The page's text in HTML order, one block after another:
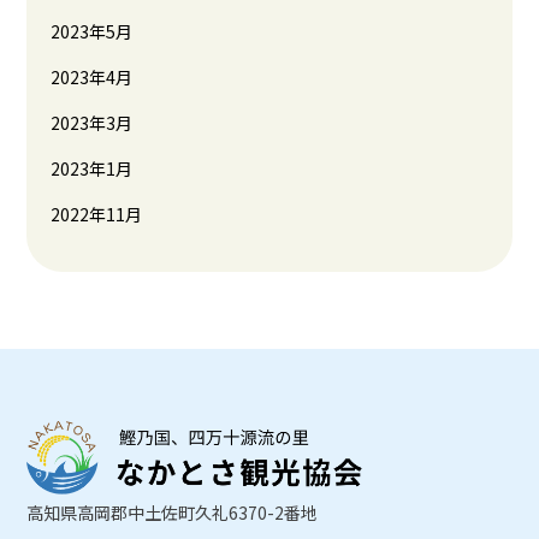
2023年5月
2023年4月
2023年3月
2023年1月
2022年11月
高知県高岡郡中土佐町久礼6370-2番地